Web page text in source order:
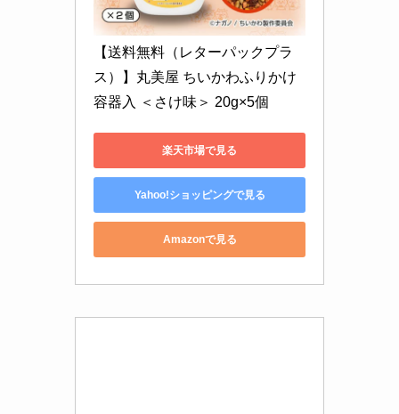
【送料無料（レターパックプラ
ス）】丸美屋 ちいかわふりかけ
容器入 ＜さけ味＞ 20g×5個
楽天市場で見る
Yahoo!ショッピングで見る
Amazonで見る